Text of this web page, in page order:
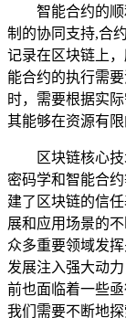
智能合约的
制的协同支持,合
记录在区块链上
能合约的执行需
时，需要根据实
其能够在资源有限
区块链核心
密码学和智能合
建了区块链的信
展和应用场景的
众多重要领域发
发展注入强大动
前也面临着一些
我们需要不断地